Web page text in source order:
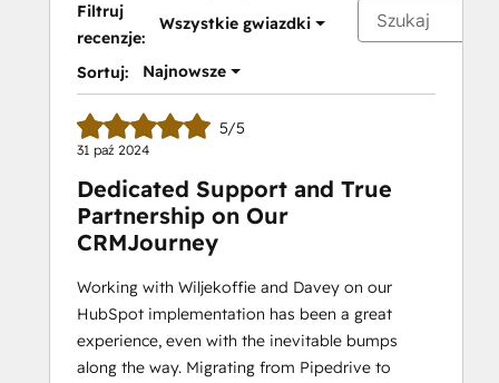
Filtruj
recenzje:
Wszystkie gwiazdki
Sortuj: Najnowsze
5/5
31 paź 2024
Dedicated Support and True
Partnership on Our
CRMJourney
Working with Wiljekoffie and Davey on our
HubSpot implementation has been a great
experience, even with the inevitable bumps
along the way. Migrating from Pipedrive to